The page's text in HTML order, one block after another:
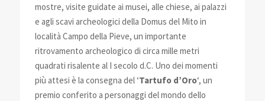
mostre, visite guidate ai musei, alle chiese, ai palazzi
e agli scavi archeologici della Domus del Mito in
località Campo della Pieve, un importante
ritrovamento archeologico di circa mille metri
quadrati risalente al I secolo d.C. Uno dei momenti
più attesi è la consegna del ‘Tartufo d’Oro‘, un
premio conferito a personaggi del mondo dello